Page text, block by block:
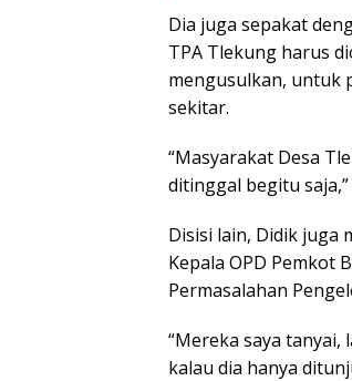
Dia juga sepakat
TPA Tlekung harus
mengusulkan, untuk
sekitar.
“Masyarakat Desa
ditinggal begitu
Disisi lain, Didik juga
Kepala OPD Pemkot
Permasalahan
“Mereka saya tanyai,
kalau dia hanya